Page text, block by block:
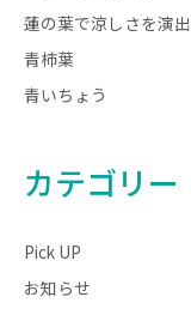
蓮の葉で涼しさを演出
青柿葉
青いちょう
カテゴリー
Pick UP
お知らせ